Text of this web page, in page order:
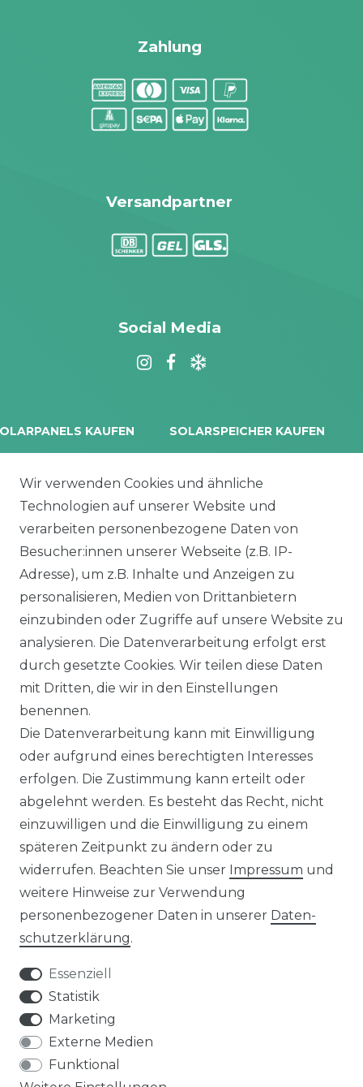
Zahlung
Versandpartner
Social Media
KAUFEN
Solar Module
SOLARSPEICHER KAUFEN
10 kWh Batteriespeicher
Solplanet Batteriespeicher
Growatt Speicher
Trina Solar Speicher
Wechselrichter
Wechselrichter
ZUBEHÖR
Unterkonstruktion
Weiteres Zubehör
Wp Balkonkraftwerk
mit Speicher
NOAH 2000
NEXA 2000
PV-KOMPLETTSETS
Solaranlagen mit Speicher
Insel Solaranlagen
10 kW PV-Anlage mit Speicher
8 kWp Solaranlagen
15 kWp Solaranlagen
20 kWp Solaranlagen
25 kWp Solaranlagen
30 kWp Solaranlagen
Klimaanlagen
Klimaanlagen
Split Sets
Klimaanlagen
ÜBER UNS
Wir verwenden Cookies und ähnliche
Technologien auf unserer Website und
verarbeiten personenbezogene Daten von
Besucher:innen unserer Webseite (z.B. IP-
Adresse), um z.B. Inhalte und Anzeigen zu
personalisieren, Medien von Drittanbietern
einzubinden oder Zugriffe auf unsere Website zu
analysieren. Die Datenverarbeitung erfolgt erst
durch gesetzte Cookies. Wir teilen diese Daten
mit Dritten, die wir in den Einstellungen
benennen.
Die Datenverarbeitung kann mit Einwilligung
oder aufgrund eines berechtigten Interesses
erfolgen. Die Zustimmung kann erteilt oder
abgelehnt werden. Es besteht das Recht, nicht
einzuwilligen und die Einwilligung zu einem
späteren Zeitpunkt zu ändern oder zu
widerrufen. Beachten Sie unser Impressum und
weitere Hinweise zur Verwendung
personenbezogener Daten in unserer Daten­
schutz­erklärung.
Essenziell
Statistik
Marketing
Externe Medien
Funktional